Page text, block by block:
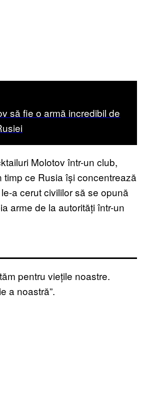
să fie o armă incredibil de
Molotov într-un club,
ce Rusia își concentrează
a cerut civililor să se opună
arme de la autorități într-un
pentru viețile noastre.
a noastră”.